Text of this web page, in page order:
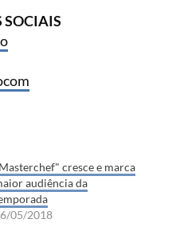
SOCIAIS
cresce e marca
audiência da
05/2018